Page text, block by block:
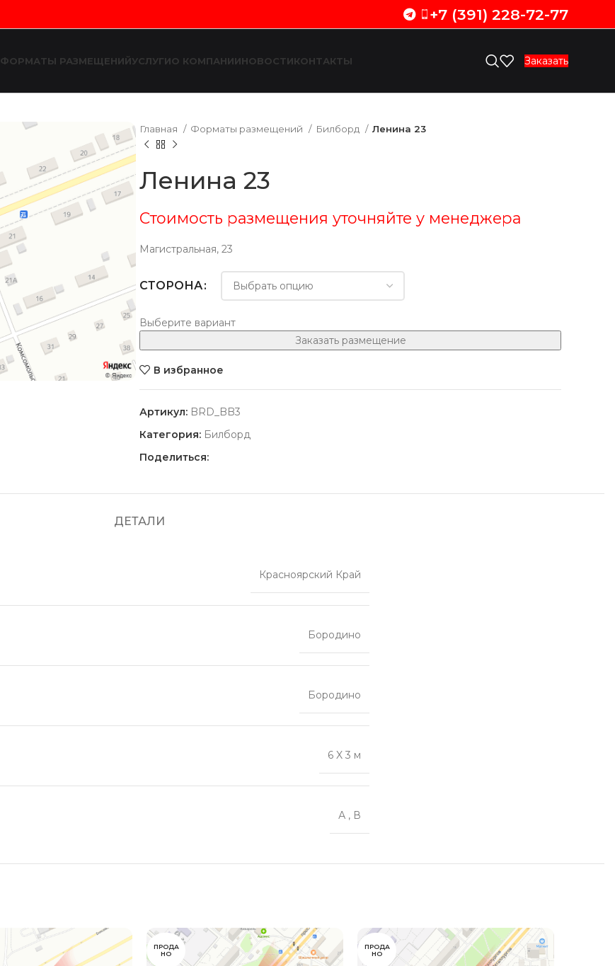
+7 (391) 228-72-77
ФОРМАТЫ РАЗМЕЩЕНИЙУСЛУГИО КОМПАНИИНОВОСТИКОНТАКТЫ Заказать
Главная Форматы размещений Билборд Ленина 23
Ленина 23
Стоимость размещения уточняйте у менеджера
Магистральная, 23
СТОРОНА
Выберите вариант
Заказать размещение
В избранное
Артикул: BRD_BB3
Категория: Билборд
Поделиться:
ДЕТАЛИ
Красноярский Край
Бородино
Бородино
6 X 3 м
А , В
ПРОДА
НО
ПРОДА
НО